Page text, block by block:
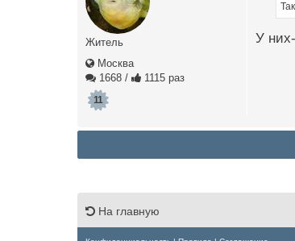
Житель
Москва
1668 / 1115 раз
11
У
На главную